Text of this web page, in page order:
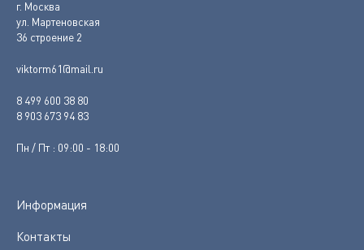
г. Москва
ул. Мартеновская
36 строение 2
viktorm61@mail.ru
8 499 600 38 80
8 903 673 94 83
Пн / Пт : 09:00 - 18:00
Информация
Контакты